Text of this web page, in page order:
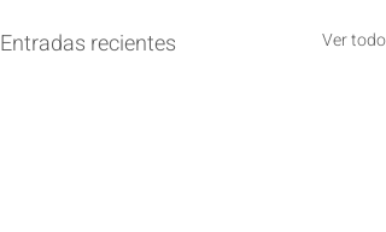
Entradas recientes Ver todo